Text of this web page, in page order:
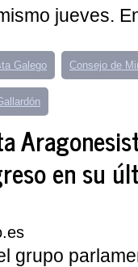
jueves.
Galego Consejo de
en su
grupo